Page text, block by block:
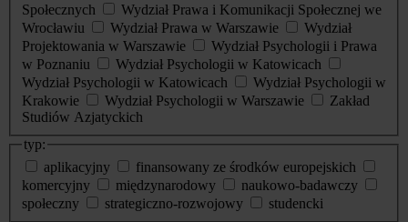
Społecznych
Wydział Prawa i Komunikacji Społecznej we
Wrocławiu
Wydział Prawa w Warszawie
Wydział
Projektowania w Warszawie
Wydział Psychologii i Prawa
w Poznaniu
Wydział Psychologii w Katowicach
Wydział Psychologii w Katowicach
Wydział Psychologii w
Krakowie
Wydział Psychologii w Warszawie
Zakład
Studiów Azjatyckich
typ:
aplikacyjny
finansowany ze środków europejskich
komercyjny
międzynarodowy
naukowo-badawczy
społeczny
strategiczno-rozwojowy
studencki